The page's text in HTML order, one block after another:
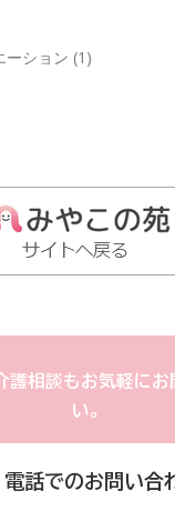
ション (1)
護相談もお気軽に
い。
電話でのお問い合